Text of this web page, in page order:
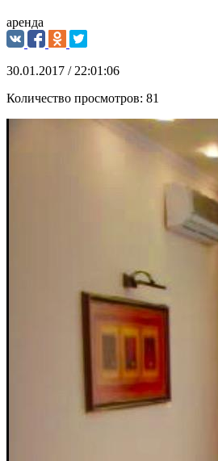
аренда
30.01.2017 / 22:01:06
Количество просмотров: 81